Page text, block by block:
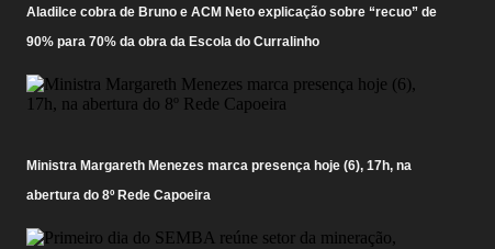
Aladilce cobra de Bruno e ACM Neto explicação sobre “recuo” de
90% para 70% da obra da Escola do Curralinho
Ministra Margareth Menezes marca presença hoje (6), 17h, na
abertura do 8º Rede Capoeira